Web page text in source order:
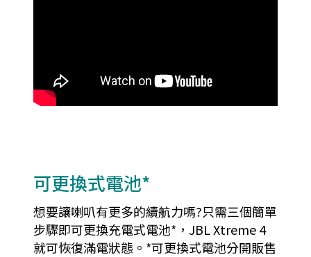
可更換式電池*
想要讓喇叭有更多的續航力嗎?只需三個簡單
步驟即可更換充電式電池*，JBL Xtreme 4
就可恢復滿電狀態。*可更換式電池分開販售